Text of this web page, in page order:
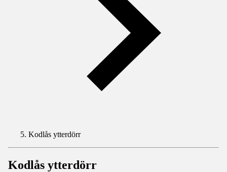
Kodlås ytterdörr
Kodlås ytterdörr